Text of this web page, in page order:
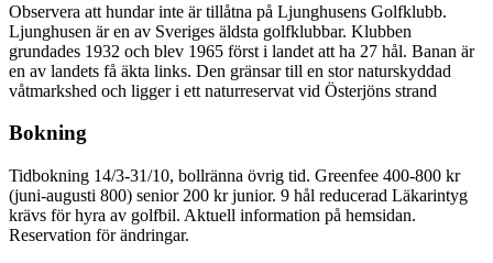
Observera att hundar inte är tillåtna på Ljunghusens Golfklubb.
Ljunghusen är en av Sveriges äldsta golfklubbar. Klubben
grundades 1932 och blev 1965 först i landet att ha 27 hål. Banan är
en av landets få äkta links. Den gränsar till en stor naturskyddad
våtmarkshed och ligger i ett naturreservat vid Österjöns strand
Bokning
Tidbokning 14/3-31/10, bollränna övrig tid. Greenfee 400-800 kr
(juni-augusti 800) senior 200 kr junior. 9 hål reducerad Läkarintyg
krävs för hyra av golfbil. Aktuell information på hemsidan.
Reservation för ändringar.